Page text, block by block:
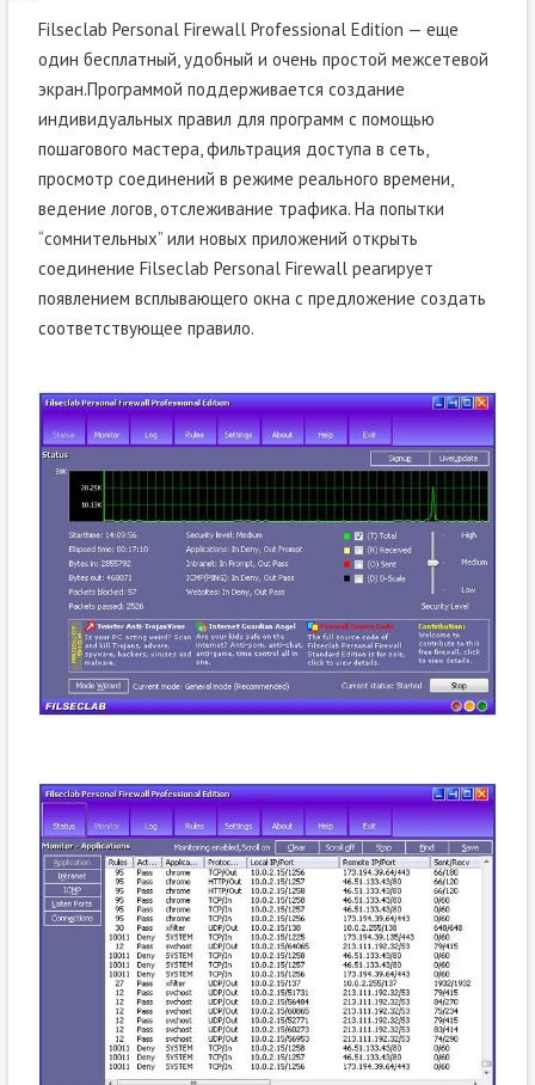
Filseclab Personal Firewall Professional Edition — еще
один бесплатный, удобный и очень простой межсетевой
экран.Программой поддерживается создание
индивидуальных правил для программ с помощью
пошагового мастера, фильтрация доступа в сеть,
просмотр соединений в режиме реального времени,
ведение логов, отслеживание трафика. На попытки
“сомнительных” или новых приложений открыть
соединение Filseclab Personal Firewall реагирует
появлением всплывающего окна с предложение создать
соответствующее правило.